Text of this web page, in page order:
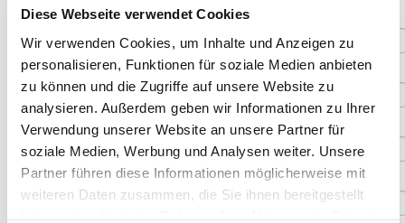
Diese Webseite verwendet Cookies
Wir verwenden Cookies, um Inhalte und Anzeigen zu
personalisieren, Funktionen für soziale Medien anbieten
zu können und die Zugriffe auf unsere Website zu
analysieren. Außerdem geben wir Informationen zu Ihrer
Verwendung unserer Website an unsere Partner für
soziale Medien, Werbung und Analysen weiter. Unsere
Partner führen diese Informationen möglicherweise mit
weiteren Daten zusammen, die Sie ihnen bereitgestellt
Titel
Vorname*
Nachname*
Geburtsdatum